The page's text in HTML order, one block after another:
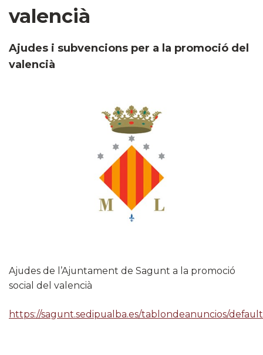
valencià
Ajudes i subvencions per a la promoció del
valencià
Ajudes de l’Ajuntament de Sagunt a la promoció
social del valencià
https://sagunt.sedipualba.es/tablondeanuncios/